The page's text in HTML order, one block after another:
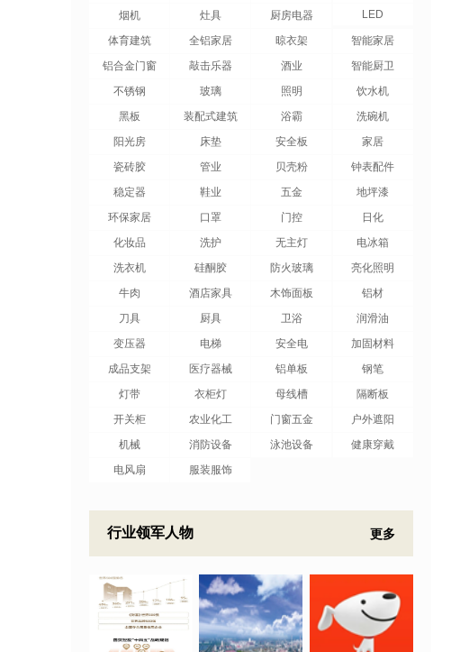
烟机
灶具 厨房电器 LED
体育建筑 全铝家居 晾衣架
智能家居
铝合金门窗
敲击乐器 酒业
智能厨卫
不锈钢
玻璃 照明
饮水机
黑板
装配式建筑 浴霸
洗碗机
阳光房
床垫 安全板
家居
瓷砖胶
管业 贝壳粉
钟表配件
稳定器
鞋业 五金
地坪漆
环保家居
口罩 门控
日化
化妆品
洗护 无主灯
电冰箱
洗衣机
硅酮胶 防火玻璃
亮化照明
牛肉
酒店家具 木饰面板
铝材
刀具
厨具 卫浴
润滑油
变压器
电梯 安全电
加固材料
成品支架
医疗器械 铝单板
钢笔
灯带
衣柜灯 母线槽
隔断板
开关柜
农业化工 门窗五金
户外遮阳
机械
消防设备 泳池设备
健康穿戴
电风扇
服装服饰
行业领军人物 更多